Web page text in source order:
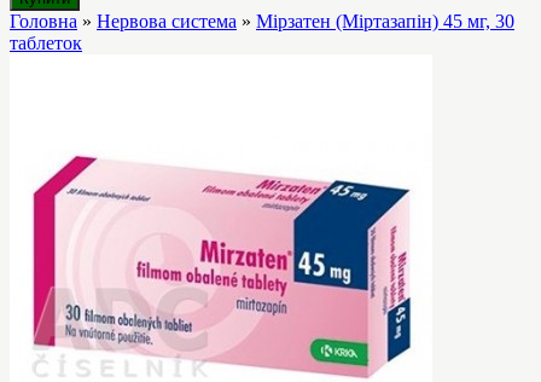
Головна » Нервова система » Мірзатен (Міртазапін) 45 мг, 30
таблеток